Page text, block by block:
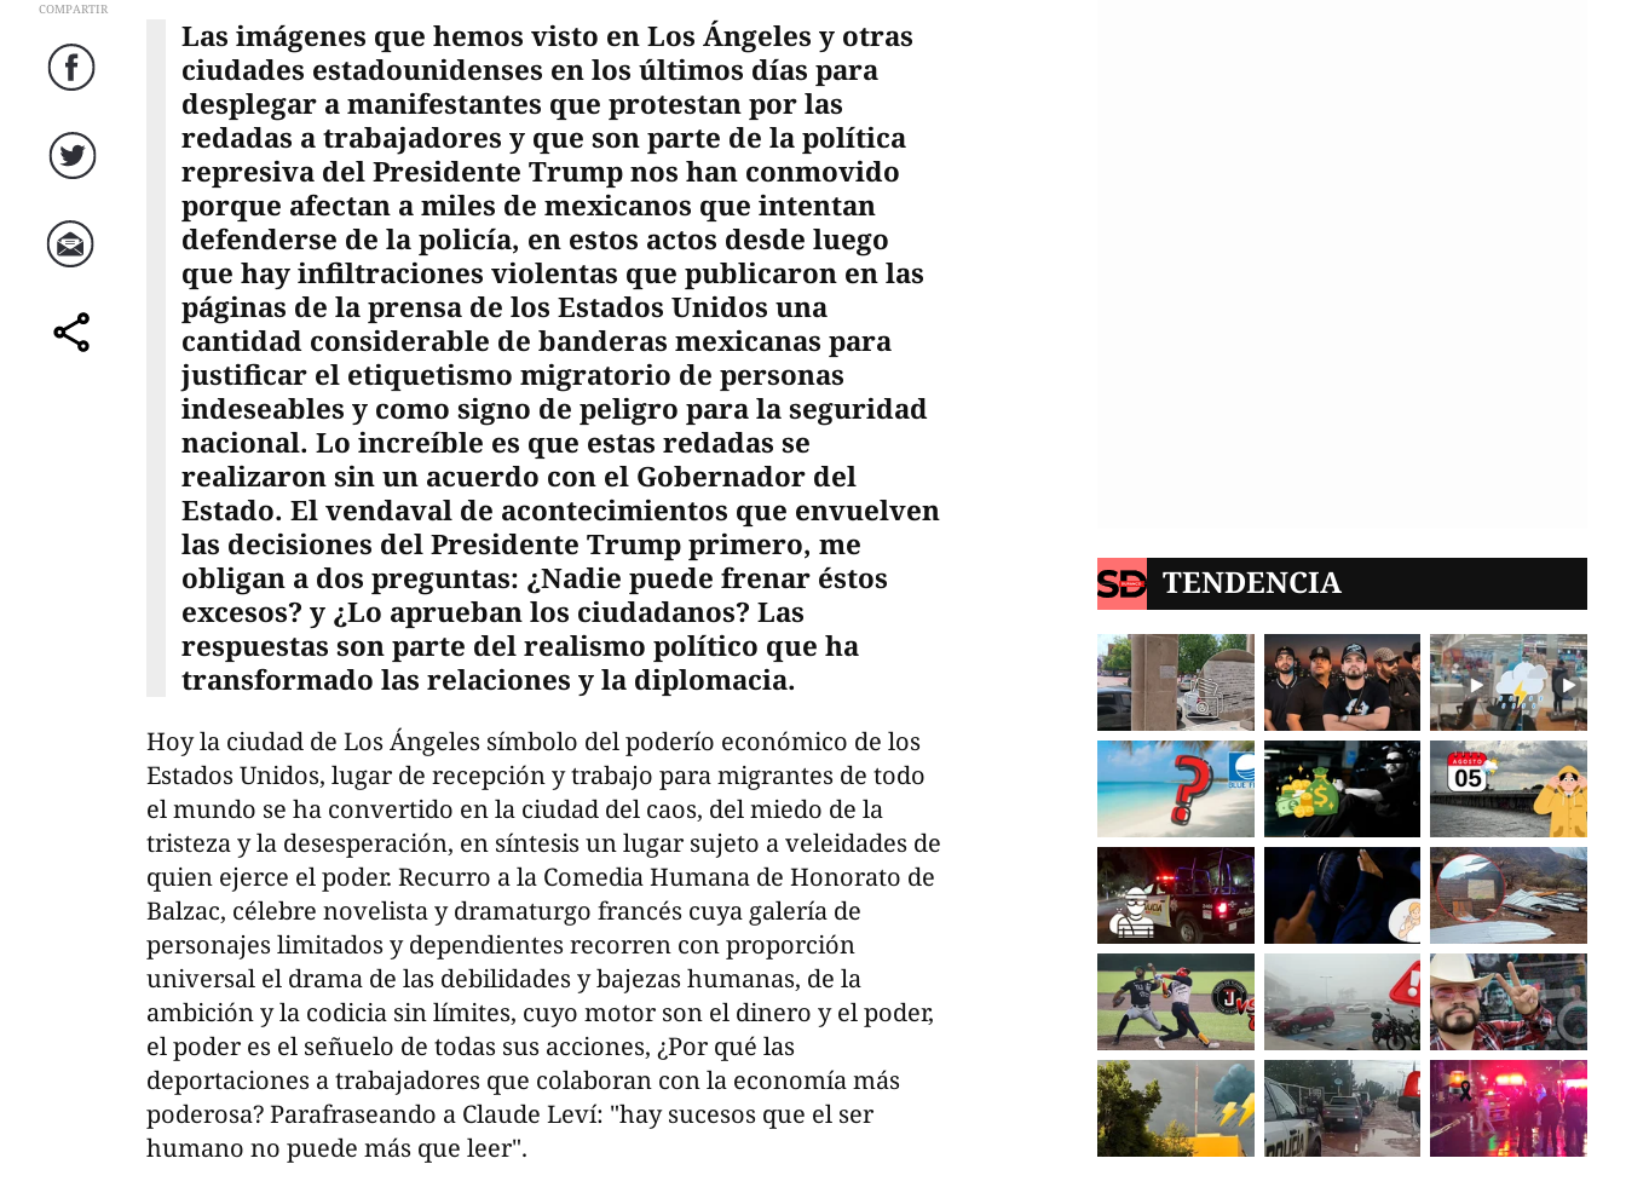
COMPARTIR
Facebook
Twitter
Correo
comparte
Las imágenes que hemos visto en Los Ángeles y otras
ciudades estadounidenses en los últimos días para
desplegar a manifestantes que protestan por las
redadas a trabajadores y que son parte de la política
represiva del Presidente Trump nos han conmovido
porque afectan a miles de mexicanos que intentan
defenderse de la policía, en estos actos desde luego
que hay infiltraciones violentas que publicaron en las
páginas de la prensa de los Estados Unidos una
cantidad considerable de banderas mexicanas para
justificar el etiquetismo migratorio de personas
indeseables y como signo de peligro para la seguridad
nacional. Lo increíble es que estas redadas se
realizaron sin un acuerdo con el Gobernador del
Estado. El vendaval de acontecimientos que envuelven
las decisiones del Presidente Trump primero, me
obligan a dos preguntas: ¿Nadie puede frenar éstos
excesos? y ¿Lo aprueban los ciudadanos? Las
respuestas son parte del realismo político que ha
transformado las relaciones y la diplomacia.
Hoy la ciudad de Los Ángeles símbolo del poderío económico de los
Estados Unidos, lugar de recepción y trabajo para migrantes de todo
el mundo se ha convertido en la ciudad del caos, del miedo de la
tristeza y la desesperación, en síntesis un lugar sujeto a veleidades de
quien ejerce el poder. Recurro a la Comedia Humana de Honorato de
Balzac, célebre novelista y dramaturgo francés cuya galería de
personajes limitados y dependientes recorren con proporción
universal el drama de las debilidades y bajezas humanas, de la
ambición y la codicia sin límites, cuyo motor son el dinero y el poder,
el poder es el señuelo de todas sus acciones, ¿Por qué las
deportaciones a trabajadores que colaboran con la economía más
poderosa? Parafraseando a Claude Leví: "hay sucesos que el ser
humano no puede más que leer".
TENDENCIA